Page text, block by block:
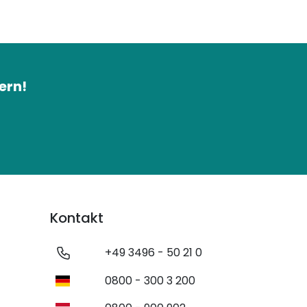
Kontakt
+49 3496 - 50 21 0
0800 - 300 3 200